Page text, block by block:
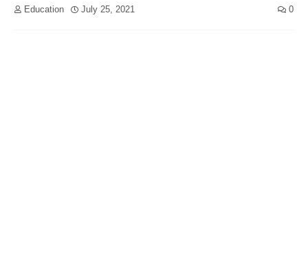
Education July 25, 2021 0